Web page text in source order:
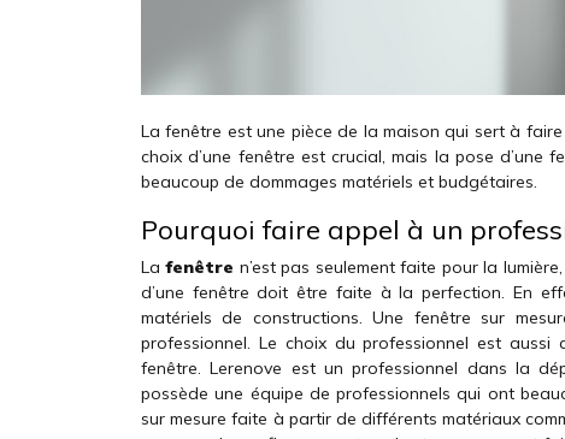
La fenêtre est une pièce de la maison qui sert à
choix d’une fenêtre est crucial, mais la pose d’une
beaucoup de dommages matériels et budgétaires.
Pourquoi faire appel à un
Lafenêtre n’est pas seulement faite pour la
d’une fenêtre doit être faite à la perfection. En
matériels de constructions. Une fenêtre sur
professionnel. Le choix du professionnel est
fenêtre. Lerenove est un professionnel dans la
possède une équipe de professionnels qui ont
sur mesure faite à partir de différents matériaux